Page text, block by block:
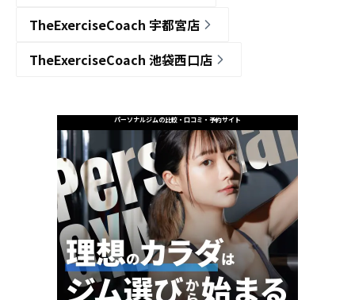
TheExerciseCoach 宇都宮店
TheExerciseCoach 池袋西口店
パーソナルジムの比較・口コミ・予約サイト